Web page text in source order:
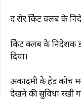
द रोर क्रिकेट क्लब के
क्रिकेट क्लब के
दिया।
अकादमी के हेड कोच
देखने की सुविधा रखी